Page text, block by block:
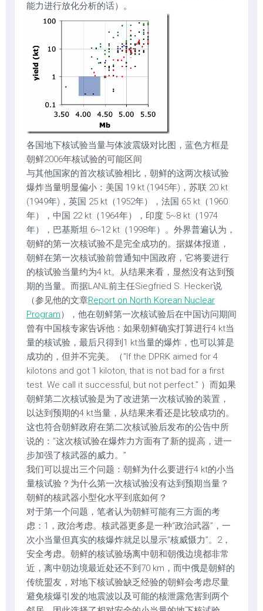
能力进行放化分析的话）。
各国地下核试验当量与体波震级对比图，蓝色方框是
朝鲜2006年核试验的可能区间
与其他国家的首次核试验相比，朝鲜的这两次核试验
爆炸当量明显偏小：美国 19 kt (1945年)，苏联 20 kt
(1949年)，英国 25 kt（1952年），法国 65 kt（1960
年），中国 22 kt（1964年），印度 5~8 kt（1974
年），巴基斯坦 6~12 kt（1998年）。外界普遍认为，
朝鲜的第一次核试验不是完全成功的。据媒体报道，
朝鲜在第一次核试验前曾通知中国政府，它将要进行
的核试验当量约为4 kt。从结果来看，显然没有达到预
期的当量。而据LANL前主任Siegfried S. Hecker说
（参见他的文章Report on North Korean Nuclear
Program），他在朝鲜第一次核试验后在中国访问期间
曾有中国核专家告诉他：如果朝鲜确实打算进行4 kt当
量的核试验，最后只得到1 kt当量的爆炸，也可以算是
成功的，但并不完美。（“If the DPRK aimed for 4
kilotons and got 1 kiloton, that is not bad for a first
test. We call it successful, but not perfect.” ）而如果
朝鲜第二次核试验是为了改进第一次核试验的装置，
以达到预期的4 kt当量，从结果来看还是比较成功的。
这也符合朝鲜政府在第二次核试验后发布的公告中所
说的：“这次核试验在爆炸力方面有了新的提高，进一
步加强了核武器的威力。”
我们可以提出三个问题：朝鲜为什么要进行4 kt的小当
量核试验？为什么第一次核试验没有达到预期当量？
朝鲜的核武器小型化水平到底如何？
对于第一个问题，笔者认为朝鲜可能有三方面的考
虑：1，政治考虑。核武器更多是一种“政治武器”，一
次小当量但真实的核爆炸就足以显示“核威慑力”。2，
安全考虑。朝鲜的核试验场离中朝和朝俄边境都非常
近，离中朝边境最近处还不到70 km，而中俄是朝鲜的
传统盟友，对地下核试验缺乏经验的朝鲜会考虑尽量
避免核爆引发的地震波以及可能的核泄露危害到两个